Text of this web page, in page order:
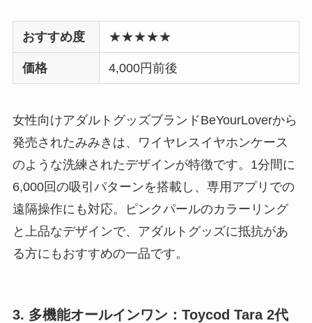
おすすめ度 ★★★★★
価格 4,000円前後
女性向けアダルトグッズブランドBeYourLoverから
発売されたみみきは、ワイヤレスイヤホンケース
のような洗練されたデザインが特徴です。1分間に
6,000回の吸引パターンを搭載し、専用アプリでの
遠隔操作にも対応。ピンクパールのカラーリング
と上品なデザインで、アダルトグッズに抵抗があ
る方にもおすすめの一品です。
3. 多機能オールインワン：Toycod Tara 2代